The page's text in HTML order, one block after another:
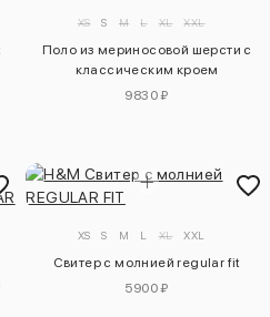
XS S M L XL XXL
Поло из мериносовой шерсти с
классическим кроем
9830 ₽
XS S M L XL XXL
Свитер с молнией regular fit
5900 ₽